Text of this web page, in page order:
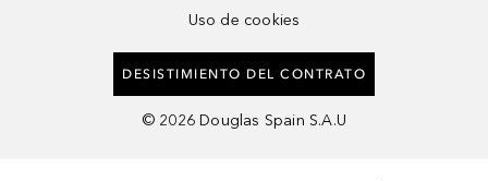
Uso de cookies
DESISTIMIENTO DEL CONTRATO
© 2026 Douglas Spain S.A.U